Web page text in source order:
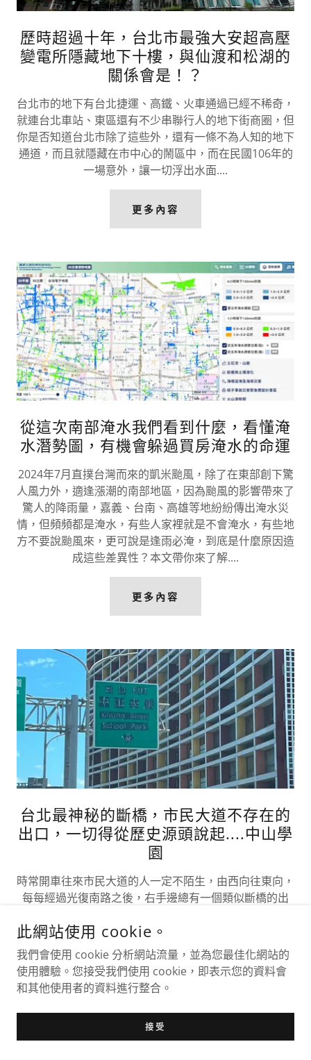
歷時超過十年，台北市最強大安超高壓
變電所隱藏地下十樓，與仙渡和松湖的
關係會是！？
台北市的地下有台北捷運、高鐵、火車通過已經不稀奇，
就連台北車站、東區還有不少串聯行人的地下街商圈，但
你是否知道台北市除了這些外，還有一條不為人知的地下
通道，而且就隱藏在市中心的鬧區中，而在民國106年的
一場意外，讓一切浮出水面....
更多內容
從這次南部淹水我們看到什麼，看懂淹
水潛勢圖，有機會躲過買房淹水的命運
2024年7月直撲台灣而來的凱米颱風，除了在東部創下驚
人風力外，適逢漲潮的南部地區，因為颱風的影響帶來了
驚人的降雨量，嘉義、台南、高雄等地紛紛傳出淹水災
情，但頻頻都是淹水，有些人家裡就是不會淹水，有些地
方不要說颱風來，更可說是逢雨必淹，到底是什麼原因造
成這些差異性？本文帶你來了解....
更多內容
台北最神秘的斷橋，市民大道不存在的
出口，一切得從歷史源頭說起....中山學
園
時常開車往來市民大道的人一定不陌生，由西向往東向，
每每經過光復南路之後，右手邊總有一個類似斷橋的出
有些人猜測這個出口從來沒有使用過，到底真相是什麼，
這個出口又是為什麼而荒廢？一切都在歷史的洪流中....
更多內容
此網站使用 cookie。
我們會使用 cookie 分析網站流量，並為您最佳化網站的
使用體驗。您接受我們使用 cookie，即表示您的資料會
和其他使用者的資料進行整合。
接受